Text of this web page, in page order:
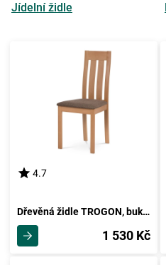
Jídelní židle
4.7
Dřevěná židle TROGON, buk/hnědá
1 530 Kč